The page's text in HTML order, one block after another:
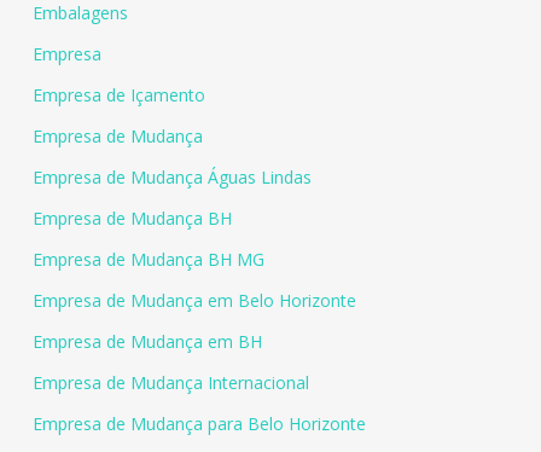
Embalagens
Empresa
Empresa de Içamento
Empresa de Mudança
Empresa de Mudança Águas Lindas
Empresa de Mudança BH
Empresa de Mudança BH MG
Empresa de Mudança em Belo Horizonte
Empresa de Mudança em BH
Empresa de Mudança Internacional
Empresa de Mudança para Belo Horizonte